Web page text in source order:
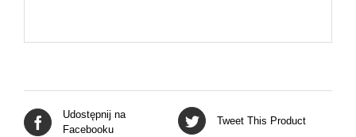
Udostępnij na
Facebooku
Tweet This Product